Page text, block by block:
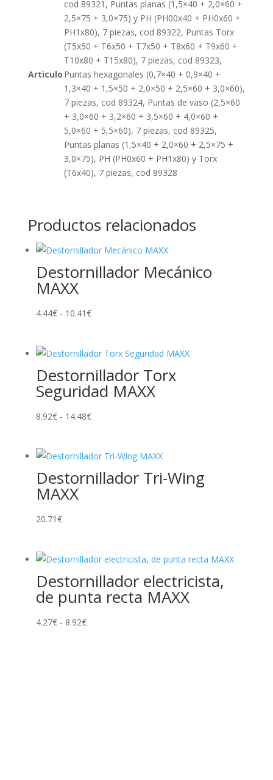
Articulo
cod 89321, Puntas planas (1,5×40 + 2,0×60 +
2,5×75 + 3,0×75) y PH (PH00x40 + PH0x60 +
PH1x80), 7 piezas, cod 89322, Puntas Torx
(T5x50 + T6x50 + T7x50 + T8x60 + T9x60 +
T10x80 + T15x80), 7 piezas, cod 89323,
Puntas hexagonales (0,7×40 + 0,9×40 +
1,3×40 + 1,5×50 + 2,0×50 + 2,5×60 + 3,0×60),
7 piezas, cod 89324, Puntas de vaso (2,5×60
+ 3,0×60 + 3,2×60 + 3,5×60 + 4,0×60 +
5,0×60 + 5,5×60), 7 piezas, cod 89325,
Puntas planas (1,5×40 + 2,0×60 + 2,5×75 +
3,0×75), PH (PH0x60 + PH1x80) y Torx
(T6x40), 7 piezas, cod 89328
Productos relacionados
Destornillador Mecánico
MAXX
4.44€ - 10.41€Rango
desde
4.44€
hasta
Destornillador Torx
Seguridad MAXX
8.92€ - 14.48€Rango
desde
8.92€
Destornillador Tri-Wing
MAXX
20.71€
Destornillador electricista,
de punta recta MAXX
4.27€ - 8.92€Rango